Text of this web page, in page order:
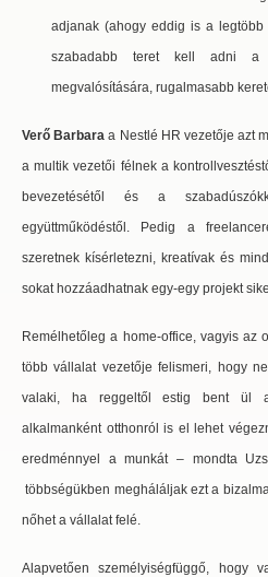
adjanak (ahogy eddig is a legtöbb
szabadabb teret kell adni a
megvalósítására, rugalmasabb
Verő Barbara a Nestlé HR vezetője azt
a multik vezetői félnek a
bevezetésétől és a
együttműködéstől. Pedig a
szeretnek kísérletezni, kreatívak és
sokat hozzáadhatnak egy-egy projekt
Remélhetőleg a home-office, vagyis az
több vállalat vezetője felismeri, hogy
valaki, ha reggeltől estig bent ül
alkalmanként otthonról is el lehet
eredménnyel a munkát – mondta
többségükben megháláljak ezt a
nőhet a vállalat felé.
Alapvetően személyiségfüggő,